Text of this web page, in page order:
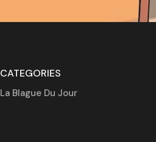
CATEGORIES
La Blague Du Jour